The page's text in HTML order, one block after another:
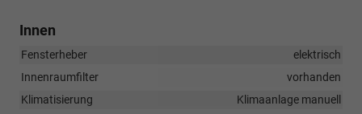
Innen
Fensterheber
elektrisch
Innenraumfilter
vorhanden
Klimatisierung
Klimaanlage manuell